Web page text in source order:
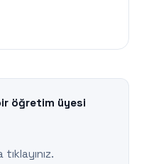
öğretim üyesi